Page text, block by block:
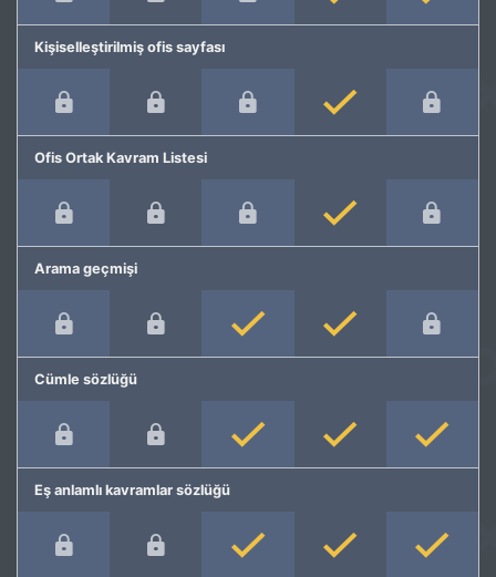
Kişiselleştirilmiş ofis sayfası
Ofis Ortak Kavram Listesi
Arama geçmişi
Cümle sözlüğü
Eş anlamlı kavramlar sözlüğü